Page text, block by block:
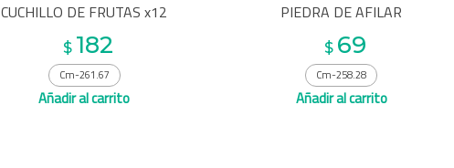
CUCHILLO DE FRUTAS x12
$ 182
Cm-261.67
Añadir al carrito
PIEDRA DE AFILAR
$ 69
Cm-258.28
Añadir al carrito